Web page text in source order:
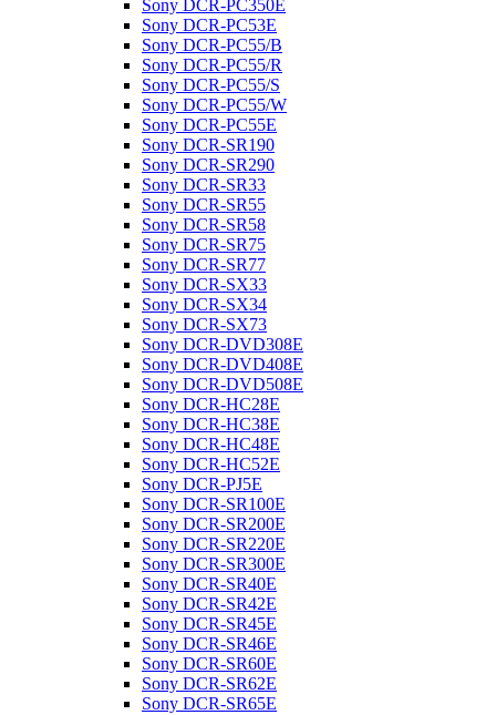
Sony DCR-PC350E
Sony DCR-PC53E
Sony DCR-PC55/B
Sony DCR-PC55/R
Sony DCR-PC55/S
Sony DCR-PC55/W
Sony DCR-PC55E
Sony DCR-SR190
Sony DCR-SR290
Sony DCR-SR33
Sony DCR-SR55
Sony DCR-SR58
Sony DCR-SR75
Sony DCR-SR77
Sony DCR-SX33
Sony DCR-SX34
Sony DCR-SX73
Sony DCR-DVD308E
Sony DCR-DVD408E
Sony DCR-DVD508E
Sony DCR-HC28E
Sony DCR-HC38E
Sony DCR-HC48E
Sony DCR-HC52E
Sony DCR-PJ5E
Sony DCR-SR100E
Sony DCR-SR200E
Sony DCR-SR220E
Sony DCR-SR300E
Sony DCR-SR40E
Sony DCR-SR42E
Sony DCR-SR45E
Sony DCR-SR46E
Sony DCR-SR60E
Sony DCR-SR62E
Sony DCR-SR65E